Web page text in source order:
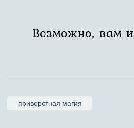
Возможно, вам
приворотная магия